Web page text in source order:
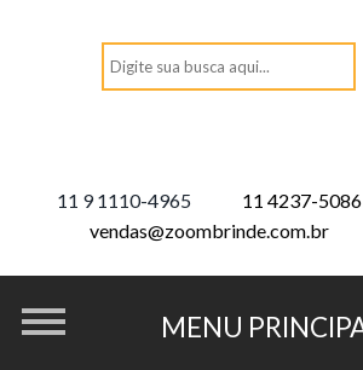
11 9 1110-4965
11 4237-5086
vendas@zoombrinde.com.br